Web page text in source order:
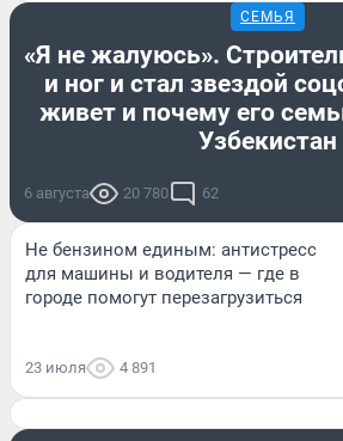
СЕМЬЯ
«Я не жалуюсь».
и ног и стал звездой
живет и почему его
Узбекистан
6 августа 20 780 62
Не бензином единым: антистресс
для машины и водителя — где в
городе помогут перезагрузиться
23 июля 4 891